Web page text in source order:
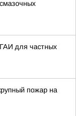
для частных
пожар на